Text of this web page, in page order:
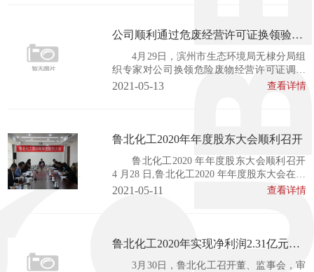
肥工业协会主办，来自全国的协会会员单位
第七...
公司顺利通过危废经营许可证换领验收
4月29日，滨州市生态环境局无棣分局组
织专家对公司换领危险废物经营许可证调整
废酸种类分配事宜进行了现场核查。 验收会
查阅了相关档案资料，并与企业管理人员座
酸、...
2021-05-13 查看详情
鲁北化工2020年年度股东大会顺利召开
鲁北化工2020 年年度股东大会顺利召开
4 月28 日,鲁北化工2020 年年度股东大会在公
司七楼会议室召开，公司董事长陈树常先生
了2020 年度董事会工作报告；公司监事会主
2021-05-11 查看详情
鲁北化工2020年实现净利润2.31亿元，
同比增加2.59%
3月30日，鲁北化工召开董、监事会，审